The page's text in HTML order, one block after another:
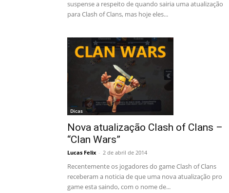
suspense a respeito de quando sairia uma atualização
para Clash of Clans, mas hoje eles...
Dicas
Nova atualização Clash of Clans –
“Clan Wars”
Lucas Felix - 2 de abril de 2014
Recentemente os jogadores do game Clash of Clans
receberam a noticia de que uma nova atualização pro
game esta saindo, com o nome de...